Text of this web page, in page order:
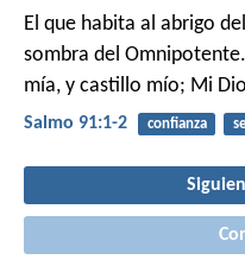
El que habita al abrigo
sombra del Omnipotente.
mía, y castillo mío; Mi
Salmo 91:1-2 confianza